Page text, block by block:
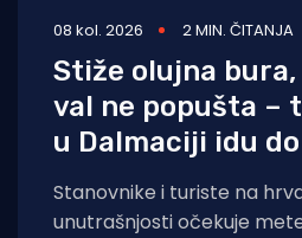
08 kol. 2026 2 MIN. ČITANJA
Stiže olujna
val ne popušta –
u Dalmaciji idu do
Stanovnike i turiste na
unutrašnjosti očekuje